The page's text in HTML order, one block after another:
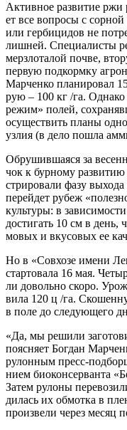
Актив­ное раз­ви­тие
ет все вопро­сы с
или гер­би­ци­дов не
лиш­ней. Спе­ци­а­ли­сты
мерз­ло­та­лой поч­ве,
первую под­корм­ку
Мар­чен­ко пла­ни­ро­вал
рую – 100 кг /га.
режим» полей,
осу­ще­ствить пла­ны
уз­лия (в дело пошла
Обру­шив­ша­я­ся за
чок к бур­но­му
стри­ро­ва­ли фазу
перей­дет рубеж
куль­ту­ры: в
дости­гать 10 см в
мо­вых и вку­со­вых ее
Но в «Сов­хо­зе име­ни
стар­то­ва­ла 16 мая.
ли доволь­но ско­ро.
ви­ла 120 ц /га.
в поле до сле­ду­ю­ще­го
«Да, мы реши­ли
пояс­ня­ет Бог­дан
рулон­ным пресс-
ни­ем био­кон­сер­ван­та
Затем руло­ны
ди­лась их обмот­ка в
про­из­ве­ли через месяц